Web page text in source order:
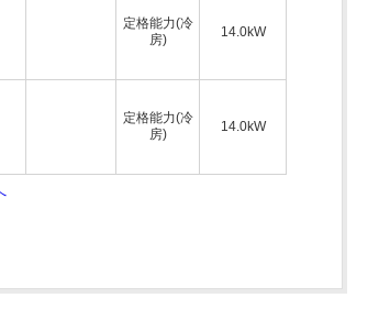
定格能力(冷
房)
14.0kW
定格能力(冷
房)
14.0kW